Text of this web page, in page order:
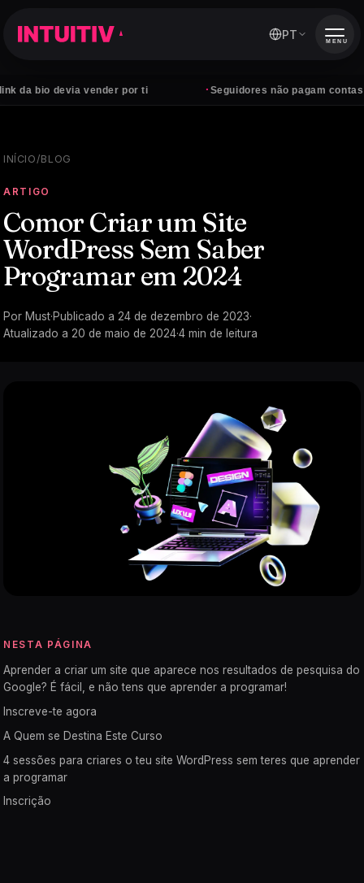
devia vender por ti Seguidores não pagam contas —
PT MENU
INÍCIO/BLOG
ARTIGO
Comor Criar um Site
WordPress Sem Saber
Programar em 2024
Por Must·Publicado a 24 de dezembro de 2023·
Atualizado a 20 de maio de 2024·4 min de leitura
NESTA PÁGINA
Aprender a criar um site que aparece nos resultados de pesquisa do
Google? É fácil, e não tens que aprender a programar!
Inscreve-te agora
A Quem se Destina Este Curso
4 sessões para criares o teu site WordPress sem teres que aprender
a programar
Inscrição